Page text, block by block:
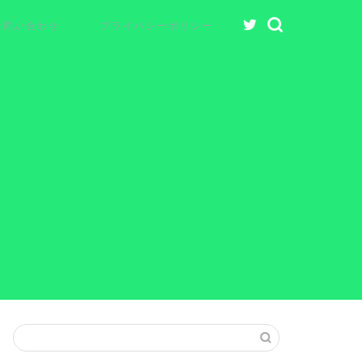
問い合わせ プライバシーポリシー